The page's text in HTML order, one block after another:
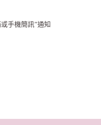
手機簡訊”通知